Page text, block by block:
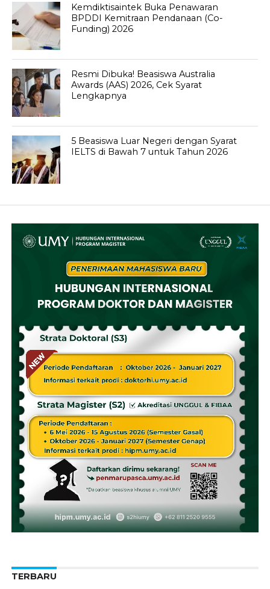
Kemdiktisaintek Buka Penawaran
BPDDI Kemitraan Pendanaan (Co-
Funding) 2026
Resmi Dibuka! Beasiswa Australia
Awards (AAS) 2026, Cek Syarat
Lengkapnya
5 Beasiswa Luar Negeri dengan Syarat
IELTS di Bawah 7 untuk Tahun 2026
TERBARU